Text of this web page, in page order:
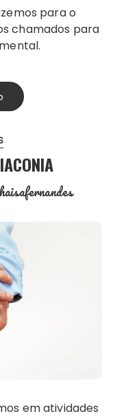
chamados para